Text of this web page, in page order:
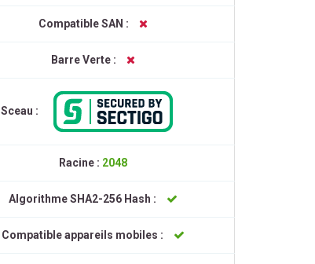
Compatible SAN :
Barre Verte :
Sceau :
Racine : 2048
Algorithme SHA2-256 Hash :
Compatible appareils mobiles :